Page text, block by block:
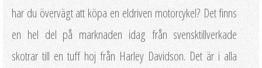
har du övervägt att köpa en eldriven motorcykel? Det finns
en hel del på marknaden idag från svensktillverkade
skotrar till en tuff hoj från Harley Davidson. Det är i alla